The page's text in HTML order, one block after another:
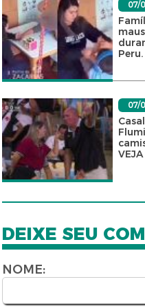
07/
Peru.
07/
DEIXE SEU
NOME: